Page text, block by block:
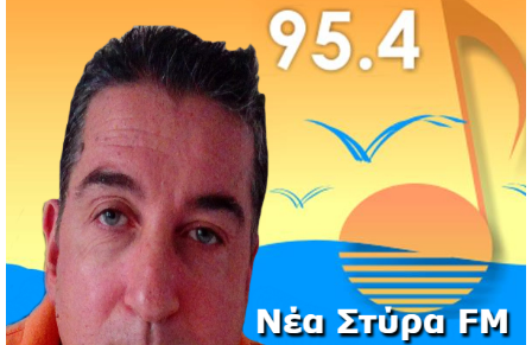
Διάσωση 40 μεταναστών νότια της Γαύδου μετά από
εντοπισμό λέμβου
11/05/2026 | 19:37
Νέος πρόεδρος στον Αθλητικό Όμιλο Νέων Στύρων ο
Αντώνης Κουμάκης
11/05/2026 | 16:32
Formula 1: Κυριαρχία Αντονέλι στο Μαϊάμι και αύξηση
διαφοράς στη βαθμολογία
03/05/2026 | 19:35
Αυξήσεις στην αμόλυβδη βενζίνη σε υψηλά επίπεδα από
την αρχή της κρίσης
03/05/2026 | 10:30